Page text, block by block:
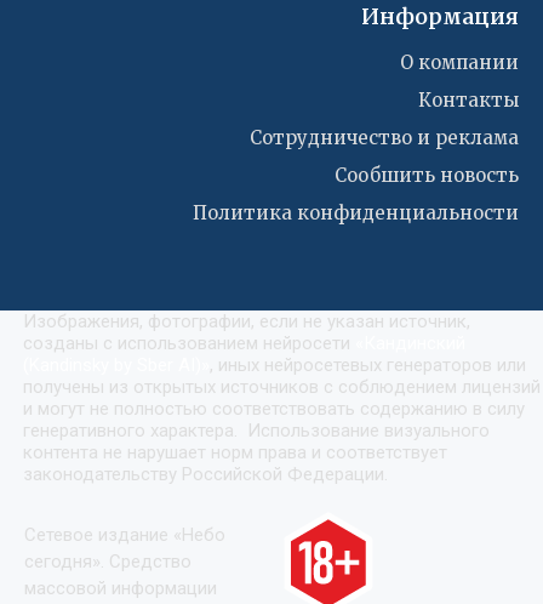
Информация
О компании
Контакты
Сотрудничество и реклама
Сообшить новость
Политика конфиденциальности
Изображения, фотографии, если не указан источник,
созданы с использованием нейросети
, иных нейросетевых генераторов или
получены из открытых источников с соблюдением лицензий
и могут не полностью соответствовать содержанию в силу
генеративного характера. Использование визуального
контента не нарушает норм права и соответствует
законодательству Российской Федерации.
Сетевое издание «Небо
сегодня». Средство
массовой информации